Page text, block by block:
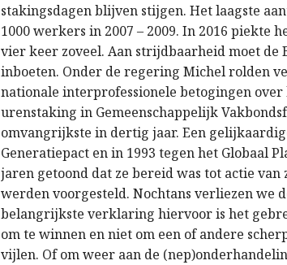
stakingsdagen blijven stijgen. Het laagste
1000 werkers in 2007 – 2009. In 2016 piekte
vier keer zoveel. Aan strijdbaarheid moet de
inboeten. Onder de regering Michel rolden
nationale interprofessionele betogingen over
urenstaking in Gemeenschappelijk
omvangrijkste in dertig jaar. Een
Generatiepact en in 1993 tegen het Globaal
jaren getoond dat ze bereid was tot actie
werden voorgesteld. Nochtans verliezen we
belangrijkste verklaring hiervoor is het
om te winnen en niet om een of andere
vijlen. Of om weer aan de